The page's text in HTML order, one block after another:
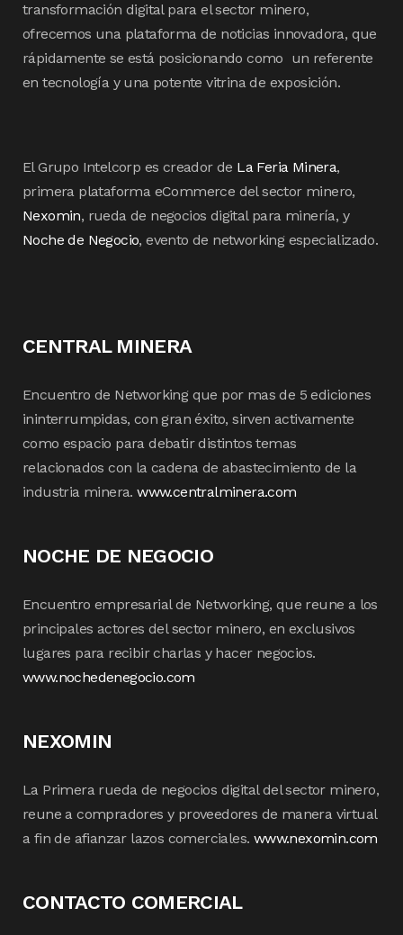
transformación digital para el sector minero,
ofrecemos una plataforma de noticias innovadora, que
rápidamente se está posicionando como un referente
en tecnología y una potente vitrina de exposición.
El Grupo Intelcorp es creador de La Feria Minera,
primera plataforma eCommerce del sector minero,
Nexomin, rueda de negocios digital para minería, y
Noche de Negocio, evento de networking especializado.
CENTRAL MINERA
Encuentro de Networking que por mas de 5 ediciones
ininterrumpidas, con gran éxito, sirven activamente
como espacio para debatir distintos temas
relacionados con la cadena de abastecimiento de la
industria minera.www.centralminera.com
NOCHE DE NEGOCIO
Encuentro empresarial de Networking, que reune a los
principales actores del sector minero, en exclusivos
lugares para recibir charlas y hacer negocios.
www.nochedenegocio.com
NEXOMIN
La Primera rueda de negocios digital del sector minero,
reune a compradores y proveedores de manera virtual
a fin de afianzar lazos comerciales. www.nexomin.com
CONTACTO COMERCIAL